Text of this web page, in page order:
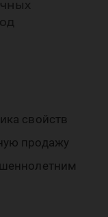
свойств
продажу